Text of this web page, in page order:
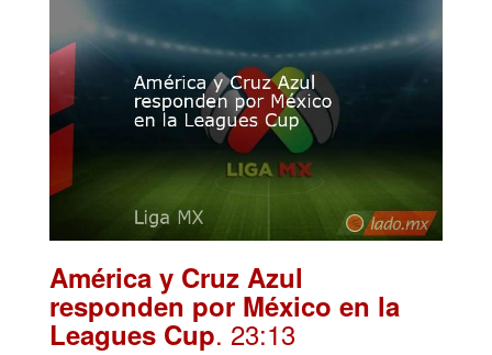
América y Cruz Azul
responden por México en la
Leagues Cup. 23:13